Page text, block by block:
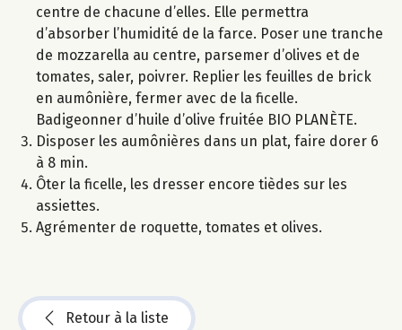
centre de chacune d’elles. Elle permettra
d’absorber l’humidité de la farce. Poser une tranche
de mozzarella au centre, parsemer d’olives et de
tomates, saler, poivrer. Replier les feuilles de brick
en aumônière, fermer avec de la ficelle.
Badigeonner d’huile d’olive fruitée BIO PLANÈTE.
Disposer les aumônières dans un plat, faire dorer 6
à 8 min.
Ôter la ficelle, les dresser encore tièdes sur les
assiettes.
Agrémenter de roquette, tomates et olives.
Retour à la liste